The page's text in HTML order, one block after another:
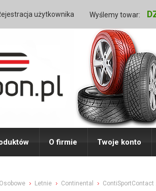
użytkownika Wyślemy towar:
O firmie Twoje konto
Osobowe Letnie Continental ContiSportContact